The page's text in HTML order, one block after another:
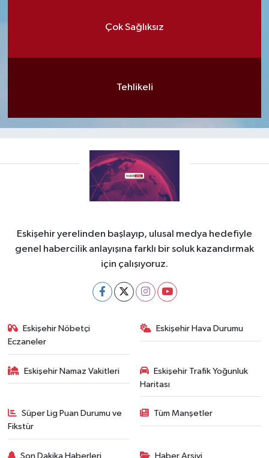
Çok Sağlıksız
Tehlikeli
Eskişehir yerelinden başlayıp, ulusal medya hedefiyle
genel habercilik anlayışına farklı bir soluk kazandırmak
için çalışıyoruz.
Eskişehir Nöbetçi
Eczaneler
Eskişehir Hava Durumu
Eskişehir Namaz Vakitleri
Eskişehir Trafik Yoğunluk
Haritası
Süper Lig Puan Durumu ve
Fikstür
Tüm Manşetler
Son Dakika Haberleri Haber Arşivi